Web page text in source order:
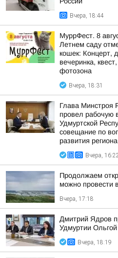
Вчера, 18:44
МуррФест. 8
Летнем саду
кошек: Концерт,
вечеринка,
фотозона
Вчера, 18:31
Глава Минстроя
провел рабочую
Удмуртской
совещание по
развития региона
Вчера,
Продолжаем
можно провести
Вчера, 17:18
Дмитрий Ядров
Удмуртии
Вчера, 18:19